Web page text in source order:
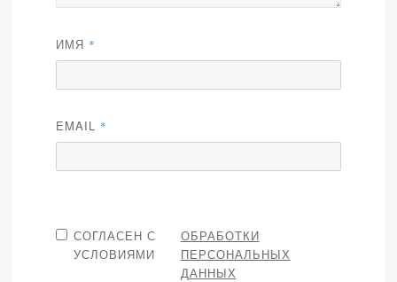
ИМЯ *
EMAIL *
СОГЛАСЕН С
УСЛОВИЯМИ
ОБРАБОТКИ
ПЕРСОНАЛЬНЫХ
ДАННЫХ